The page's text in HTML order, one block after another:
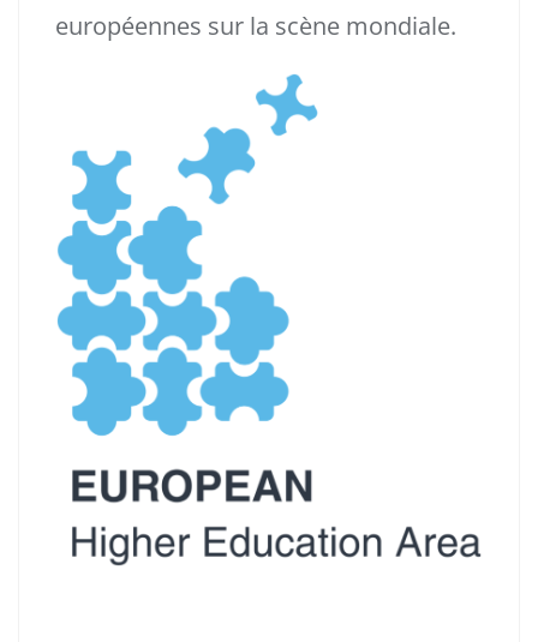
européennes sur la scène mondiale.